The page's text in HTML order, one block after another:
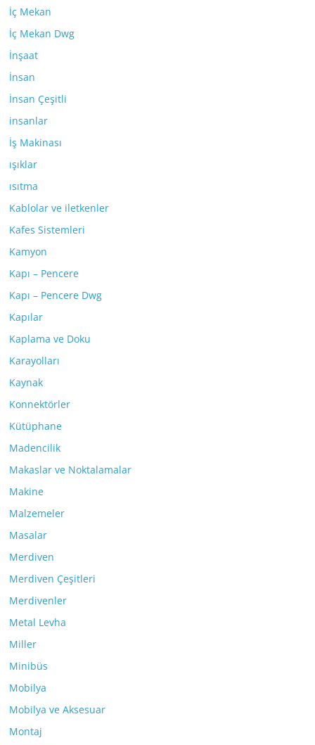
İç Mekan
İç Mekan Dwg
İnşaat
İnsan
İnsan Çeşitli
insanlar
İş Makinası
ışıklar
ısıtma
Kablolar ve iletkenler
Kafes Sistemleri
Kamyon
Kapı – Pencere
Kapı – Pencere Dwg
Kapılar
Kaplama ve Doku
Karayolları
Kaynak
Konnektörler
Kütüphane
Madencilik
Makaslar ve Noktalamalar
Makine
Malzemeler
Masalar
Merdiven
Merdiven Çeşitleri
Merdivenler
Metal Levha
Miller
Minibüs
Mobilya
Mobilya ve Aksesuar
Montaj